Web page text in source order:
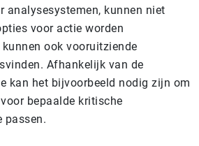
analysesystemen, kunnen niet
voor actie worden
ook vooruitziende
Afhankelijk van de
kan het bijvoorbeeld nodig zijn om
bepaalde kritische
passen.